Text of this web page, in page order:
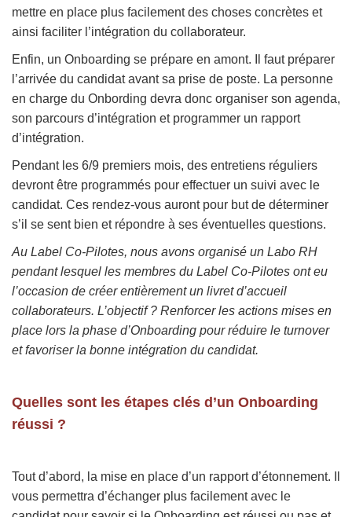
mettre en place plus facilement des choses concrètes et
ainsi faciliter l’intégration du collaborateur.
Enfin, un Onboarding se prépare en amont. Il faut préparer
l’arrivée du candidat avant sa prise de poste. La personne
en charge du Onbording devra donc organiser son agenda,
son parcours d’intégration et programmer un rapport
d’intégration.
Pendant les 6/9 premiers mois, des entretiens réguliers
devront être programmés pour effectuer un suivi avec le
candidat. Ces rendez-vous auront pour but de déterminer
s’il se sent bien et répondre à ses éventuelles questions.
Au Label Co-Pilotes, nous avons organisé un Labo RH
pendant lesquel les membres du Label Co-Pilotes ont eu
l’occasion de créer entièrement un livret d’accueil
collaborateurs. L’objectif ? Renforcer les actions mises en
place lors la phase d’Onboarding pour réduire le turnover
et favoriser la bonne intégration du candidat.
Quelles sont les étapes clés d’un Onboarding
réussi ?
Tout d’abord, la mise en place d’un rapport d’étonnement. Il
vous permettra d’échanger plus facilement avec le